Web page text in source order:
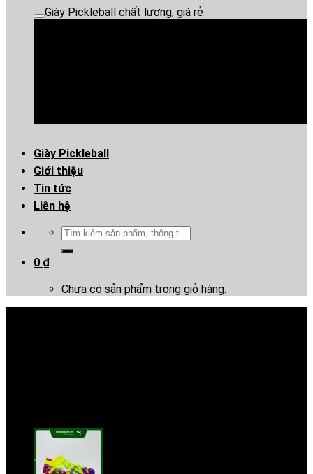
Giày Pickleball chất lượng, giá rẻ
Giày Pickleball
Giới thiệu
Tin tức
Liên hệ
Tìm
0 ₫
Chưa có sản phẩm trong giỏ hàng.